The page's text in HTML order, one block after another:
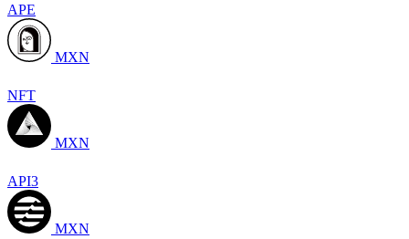
APE
MXN
NFT
MXN
API3
MXN